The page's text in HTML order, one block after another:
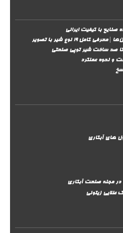
کامل ۱۹ نوع شیر با تصویر
صد ساخت شیر توپی صنعتی
و نحوه عملکرد
های آبکاری
در مجله صنعت آبکاری
طلایی زیتونی